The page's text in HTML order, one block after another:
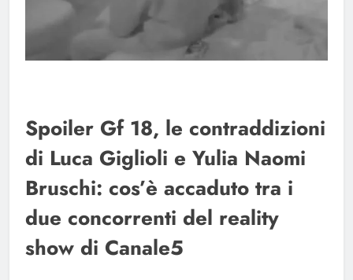
Spoiler Gf 18, le contraddizioni
di Luca Giglioli e Yulia Naomi
Bruschi: cos’è accaduto tra i
due concorrenti del reality
show di Canale5